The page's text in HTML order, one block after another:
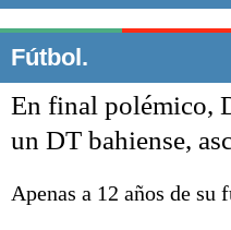
Deportes
Fútbol.
En final polémico,
un DT bahiense,
Apenas a 12 años de